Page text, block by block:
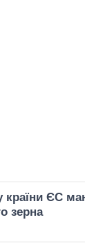
ЄС
зерна